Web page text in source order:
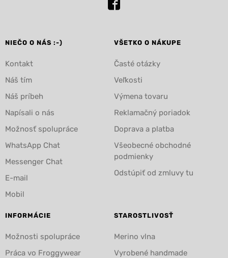
NIEČO O NÁS :-)
Kontakt
Náš tím
Náš príbeh
Napísali o nás
Možnosť spolupráce
WhatsApp Chat
Messenger Chat
E-mail
Mobil
VŠETKO O NÁKUPE
Časté otázky
Veľkosti
Výmena tovaru
Reklamačný poriadok
Doprava a platba
Všeobecné obchodné
podmienky
Odstúpiť od zmluvy tu
INFORMÁCIE
Možnosti spolupráce
Práca vo Froggywear
STAROSTLIVOSŤ
Merino vlna
Vyrobené handmade